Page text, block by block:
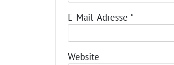
E-Mail-Adresse *
Website